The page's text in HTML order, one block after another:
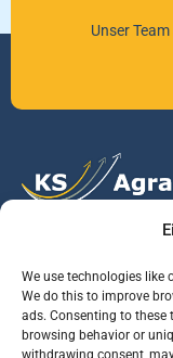
We use technologies like
We do this to improve
ads. Consenting to
browsing behavior or
withdrawing consent,
Unser
Vertrauen Sie auf
Services